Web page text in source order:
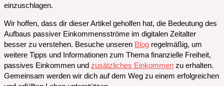
einzuschlagen.
Wir hoffen, dass dir dieser Artikel geholfen hat, die Bedeutung des
Aufbaus passiver Einkommensströme im digitalen Zeitalter
besser zu verstehen. Besuche unseren Blog regelmäßig, um
weitere Tipps und Informationen zum Thema finanzielle Freiheit,
passives Einkommen und zusätzliches Einkommen zu erhalten.
Gemeinsam werden wir dich auf dem Weg zu einem erfolgreichen